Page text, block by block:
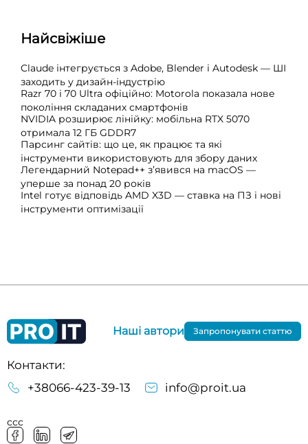
Найсвіжіше
Claude інтегрується з Adobe, Blender і Autodesk — ШІ
заходить у дизайн-індустрію
Razr 70 і 70 Ultra офіційно: Motorola показала нове
покоління складаних смартфонів
NVIDIA розширює лінійку: мобільна RTX 5070
отримала 12 ГБ GDDR7
Парсинг сайтів: що це, як працює та які
інструменти використовують для збору даних
Легендарний Notepad++ з’явився на macOS —
уперше за понад 20 років
Intel готує відповідь AMD X3D — ставка на ПЗ і нові
інструменти оптимізації
Контакти:
+38066-423-39-13
info@proit.ua
ссс
Наші автори Запропонувати статтю